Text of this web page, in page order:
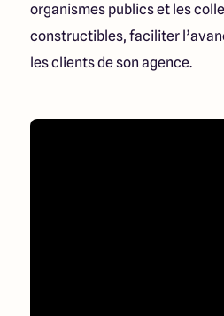
organismes publics et les
constructibles, faciliter
les clients de son agence.